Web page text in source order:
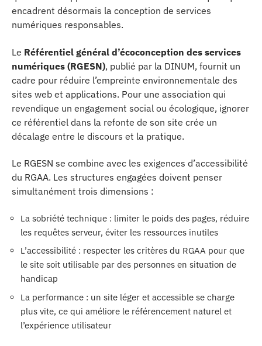
encadrent désormais la conception de services
numériques responsables.
Le Référentiel général d’écoconception des services
numériques (RGESN), publié par la DINUM, fournit un
cadre pour réduire l’empreinte environnementale des
sites web et applications. Pour une association qui
revendique un engagement social ou écologique, ignorer
ce référentiel dans la refonte de son site crée un
décalage entre le discours et la pratique.
Le RGESN se combine avec les exigences d’accessibilité
du RGAA. Les structures engagées doivent penser
simultanément trois dimensions :
La sobriété technique : limiter le poids des pages, réduire
les requêtes serveur, éviter les ressources inutiles
L’accessibilité : respecter les critères du RGAA pour que
le site soit utilisable par des personnes en situation de
handicap
La performance : un site léger et accessible se charge
plus vite, ce qui améliore le référencement naturel et
l’expérience utilisateur